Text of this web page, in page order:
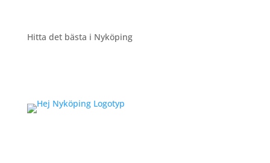
Hitta det bästa i Nyköping